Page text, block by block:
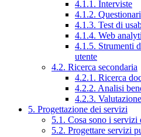
4.1.1. Interviste
4.1.2. Questionari
4.1.3. Test di
4.1.4. Web
4.1.5. Strumenti
utente
4.2. Ricerca secondaria
4.2.1. Ricerca
4.2.2. Analisi
4.2.3.
5. Progettazione dei servizi
5.1. Cosa sono i servizi
5.2. Progettare servizi